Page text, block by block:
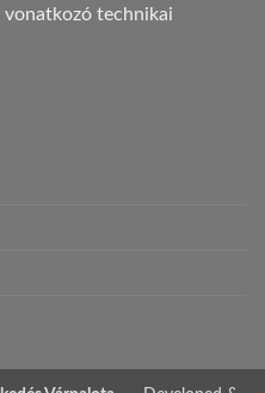
vonatkozó technikai